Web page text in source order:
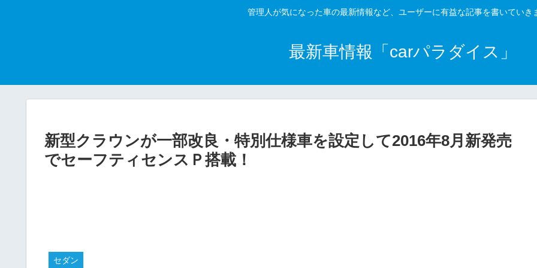
管理人が気になった車の最新情報など、ユーザーに有益な記事を書いていき
最新車情報「carパラダイス」
新型クラウンが一部改良・特別仕様車を設定して2016年8月新発売
でセーフティセンスＰ搭載！
セダン